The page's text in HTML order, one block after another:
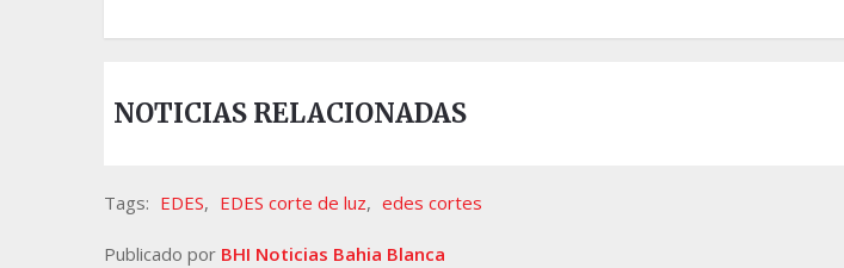
NOTICIAS RELACIONADAS
Tags: EDES, EDES corte de luz, edes cortes
Publicado por BHI Noticias Bahia Blanca